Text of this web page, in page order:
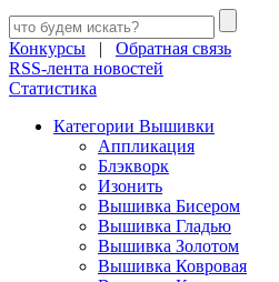
Конкурсы | Обратная связь
RSS-лента новостей
Статистика
Категории Вышивки
Аппликация
Блэкворк
Изонить
Вышивка Бисером
Вышивка Гладью
Вышивка Золотом
Вышивка Ковровая